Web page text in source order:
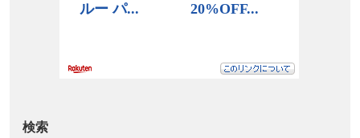
検索